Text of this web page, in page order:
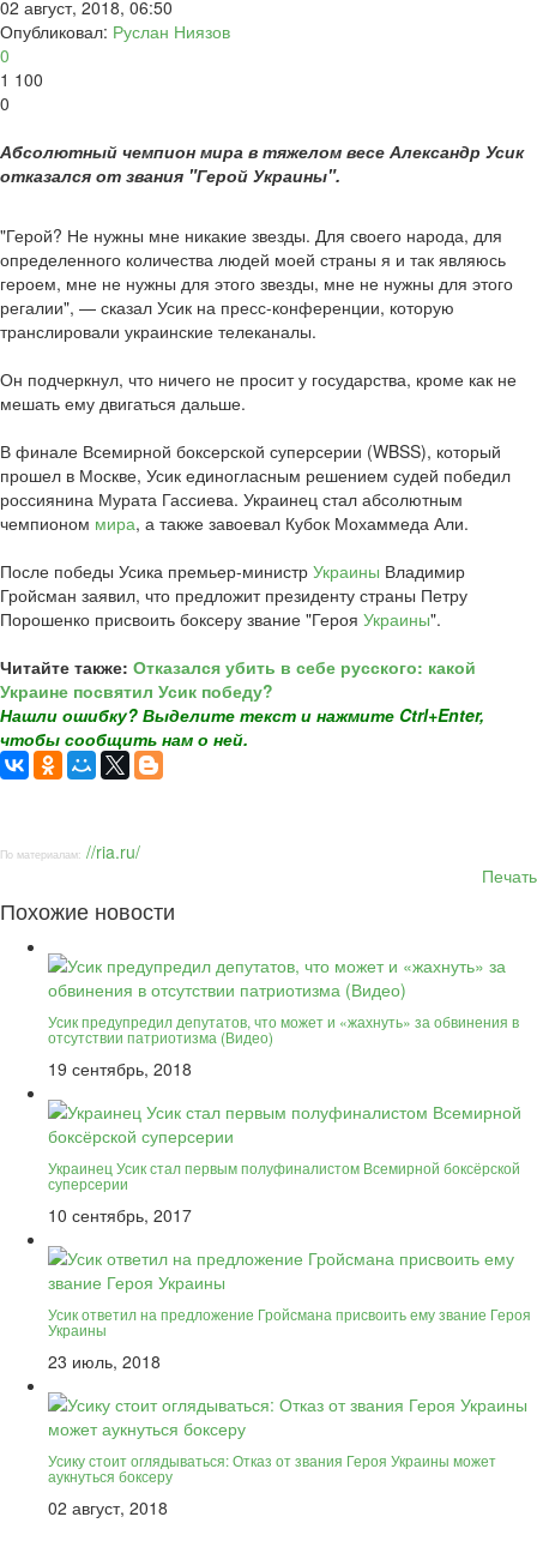
02 август, 2018, 06:50
Опубликовал: Руслан Ниязов
0
1 100
0
Абсолютный чемпион мира в тяжелом весе Александр Усик
отказался от звания "Герой Украины".
"Герой? Не нужны мне никакие звезды. Для своего народа, для
определенного количества людей моей страны я и так являюсь
героем, мне не нужны для этого звезды, мне не нужны для этого
регалии", — сказал Усик на пресс-конференции, которую
транслировали украинские телеканалы.
Он подчеркнул, что ничего не просит у государства, кроме как не
мешать ему двигаться дальше.
В финале Всемирной боксерской суперсерии (WBSS), который
прошел в Москве, Усик единогласным решением судей победил
россиянина Мурата Гассиева. Украинец стал абсолютным
чемпионом мира, а также завоевал Кубок Мохаммеда Али.
После победы Усика премьер-министр Украины Владимир
Гройсман заявил, что предложит президенту страны Петру
Порошенко присвоить боксеру звание "Героя Украины".
Читайте также: Отказался убить в себе русского: какой
Украине посвятил Усик победу?
Нашли ошибку? Выделите текст и нажмите Ctrl+Enter,
чтобы сообщить нам о ней.
По материалам: //ria.ru/
Печать
Похожие новости
Усик предупредил депутатов, что может и «жахнуть» за обвинения в
отсутствии патриотизма (Видео)
19 сентябрь, 2018
Украинец Усик стал первым полуфиналистом Всемирной боксёрской
суперсерии
10 сентябрь, 2017
Усик ответил на предложение Гройсмана присвоить ему звание Героя
Украины
23 июль, 2018
Усику стоит оглядываться: Отказ от звания Героя Украины может
аукнуться боксеру
02 август, 2018